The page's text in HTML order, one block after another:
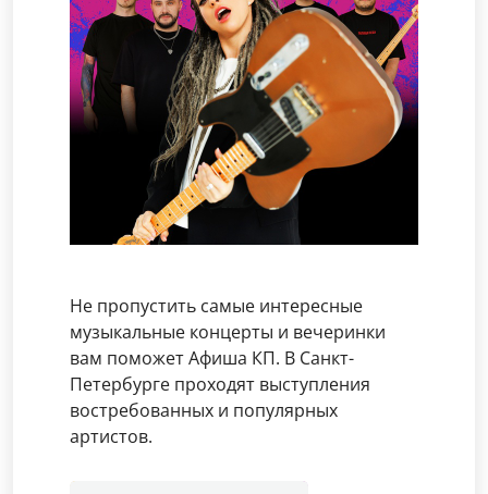
Не пропустить самые интересные
музыкальные концерты и вечеринки
вам поможет Афиша КП. В Санкт-
Петербурге проходят выступления
востребованных и популярных
артистов.